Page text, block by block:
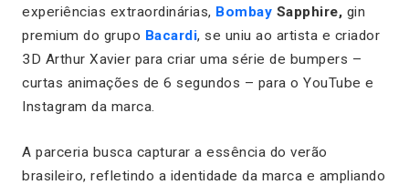
experiências extraordinárias, Bombay Sapphire, gin
premium do grupo Bacardi, se uniu ao artista e criador
3D Arthur Xavier para criar uma série de bumpers –
curtas animações de 6 segundos – para o YouTube e
Instagram da marca.
A parceria busca capturar a essência do verão
brasileiro, refletindo a identidade da marca e ampliando